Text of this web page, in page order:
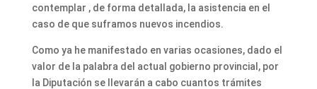
contemplar , de forma detallada, la asistencia en el
caso de que suframos nuevos incendios.
Como ya he manifestado en varias ocasiones, dado el
valor de la palabra del actual gobierno provincial, por
la Diputación se llevarán a cabo cuantos trámites